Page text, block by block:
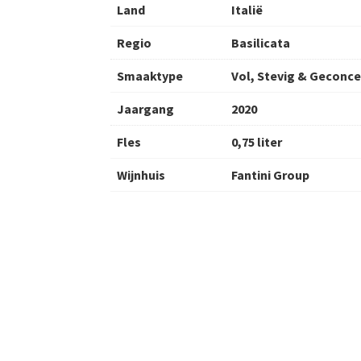
Land Italië
Regio Basilicata
Smaaktype Vol, Stevig &
Jaargang 2020
Fles 0,75 liter
Wijnhuis Fantini Group